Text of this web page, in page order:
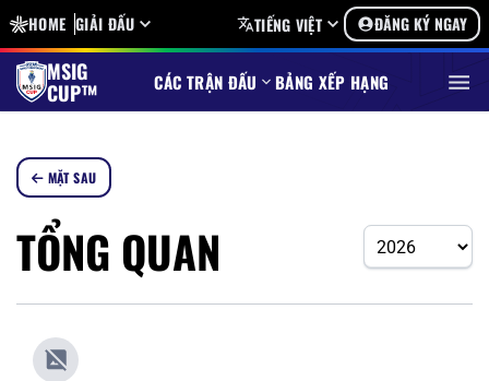
HOME GIẢI ĐẤU TIẾNG VIỆT ĐĂNG KÝ NGAY
MSIG
CUP™ CÁC TRẬN ĐẤU BẢNG XẾP HẠNG
MẶT SAU
TỔNG QUAN